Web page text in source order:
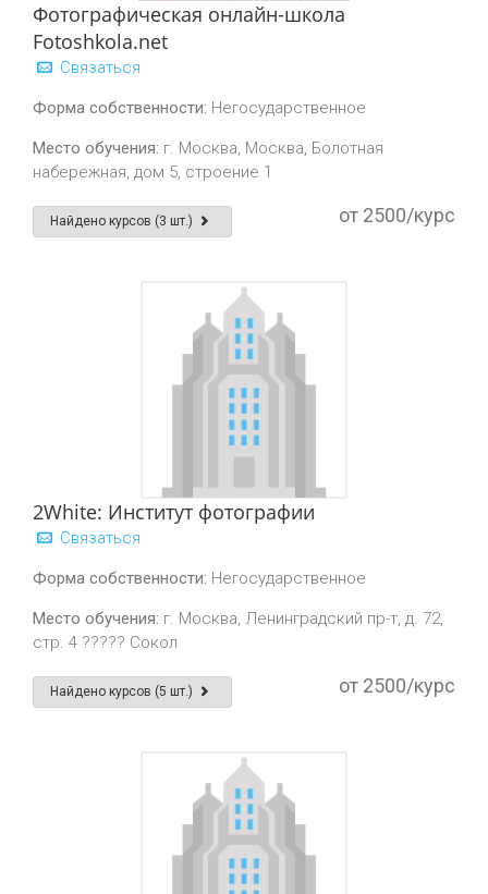
Фотографическая онлайн-школа
Fotoshkola.net
Связаться
Форма собственности: Негосударственное
Место обучения: г. Москва, Москва, Болотная
набережная, дом 5, строение 1
Найдено курсов (3 шт.) от 2500/курс
2White: Институт фотографии
Связаться
Форма собственности: Негосударственное
Место обучения: г. Москва, Ленинградский пр-т, д. 72,
стр. 4 ????? Сокол
Найдено курсов (5 шт.) от 2500/курс